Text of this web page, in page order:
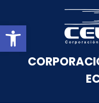
Abrir barra